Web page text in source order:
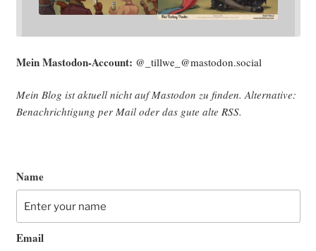
Mein Mast­o­don-Account: @_tillwe_@mastodon.social
Mein Blog ist aktu­ell nicht auf Mast­o­don zu fin­den. Alter­na­ti­ve:
Benach­rich­ti­gung per Mail oder das gute alte RSS.
Name
Email